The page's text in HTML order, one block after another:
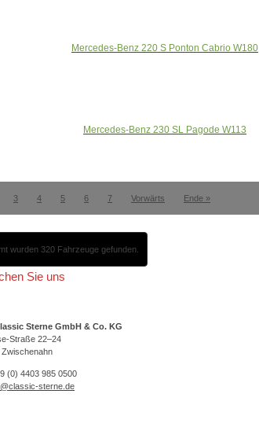
Mercedes-Benz 220 S Ponton Cabrio W180
Mercedes-Benz 230 SL Pagode W113
3 4 5 6 7 Vorwärts Ende »
wurden 320 Fahrzeuge gefunden.
Sie uns
Sterne GmbH & Co. KG
Straße 22–24
(0) 4403 985 0500
sterne.de